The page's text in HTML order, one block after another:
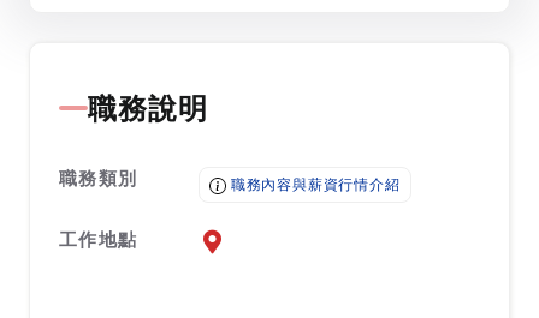
職務說明
職務類別 職務內容與薪資行情介紹
工作地點 前往查看地圖